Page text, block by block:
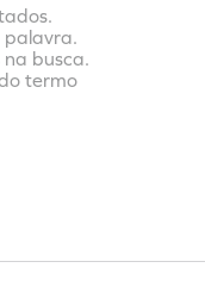
palavra.
busca.
termo